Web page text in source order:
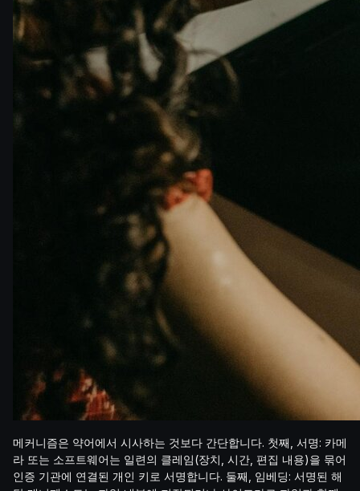
메커니즘은 약어에서 시사하는 것보다 간단합니다. 첫째, 서명: 카메
라 또는 소프트웨어는 일련의 클레임(장치, 시간, 편집 내용)을 묶어
인증 기관에 연결된 개인 키로 서명합니다. 둘째, 임베딩: 서명된 해